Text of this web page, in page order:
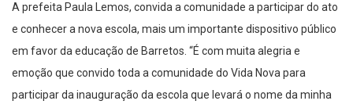
A prefeita Paula Lemos, convida a comunidade a participar do ato
e conhecer a nova escola, mais um importante dispositivo público
em favor da educação de Barretos. “É com muita alegria e
emoção que convido toda a comunidade do Vida Nova para
participar da inauguração da escola que levará o nome da minha